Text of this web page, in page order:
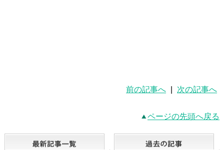
前の記事へ 次の記事へ
ページの先頭へ戻る
最新記事一覧